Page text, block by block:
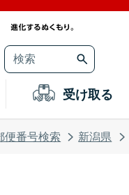
受け取る
便番号検索 新潟県